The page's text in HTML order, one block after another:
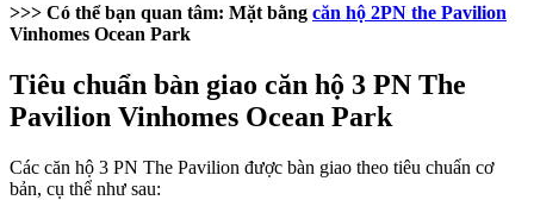
>>> Có thể bạn quan tâm: Mặt bằng căn hộ 2PN the Pavilion
Vinhomes Ocean Park
Tiêu chuẩn bàn giao căn hộ 3 PN The
Pavilion Vinhomes Ocean Park
Các căn hộ 3 PN The Pavilion được bàn giao theo tiêu chuẩn cơ
bản, cụ thể như sau: